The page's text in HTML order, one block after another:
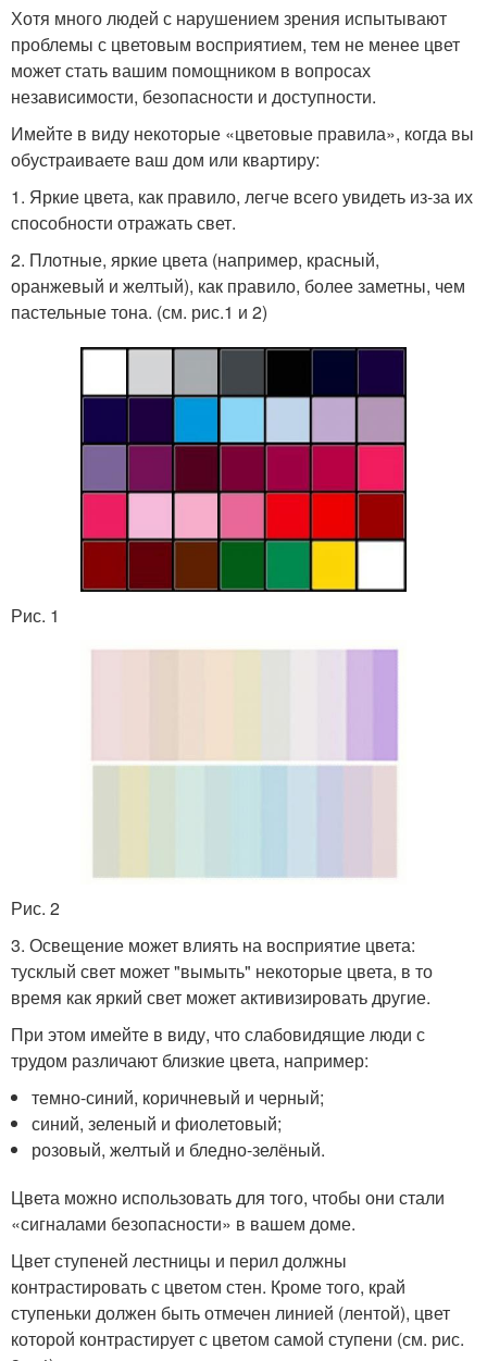
Хотя много людей с нарушением зрения испытывают
проблемы с цветовым восприятием, тем не менее цвет
может стать вашим помощником в вопросах
независимости, безопасности и доступности.
Имейте в виду некоторые «цветовые правила», когда вы
обустраиваете ваш дом или квартиру:
1. Яркие цвета, как правило, легче всего увидеть из-за их
способности отражать свет.
2. Плотные, яркие цвета (например, красный,
оранжевый и желтый), как правило, более заметны, чем
пастельные тона. (см. рис.1 и 2)
Рис. 1
Рис. 2
3. Освещение может влиять на восприятие цвета:
тусклый свет может "вымыть" некоторые цвета, в то
время как яркий свет может активизировать другие.
При этом имейте в виду, что слабовидящие люди с
трудом различают близкие цвета, например:
темно-синий, коричневый и черный;
синий, зеленый и фиолетовый;
розовый, желтый и бледно-зелёный.
Цвета можно использовать для того, чтобы они стали
«сигналами безопасности» в вашем доме.
Цвет ступеней лестницы и перил должны
контрастировать с цветом стен. Кроме того, край
ступеньки должен быть отмечен линией (лентой), цвет
которой контрастирует с цветом самой ступени (см. рис.